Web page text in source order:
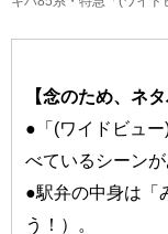
【念のため、ネ
●「(ワイドビュ
べているシーンが
●駅弁の中身は「
う！）。